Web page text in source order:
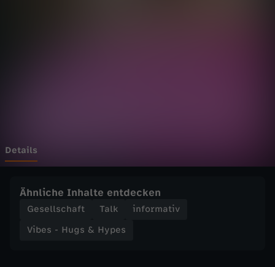
y
p
e
Details
Ähnliche Inhalte entdecken
Gesellschaft Talk
informativ
Vibes - Hugs & Hypes